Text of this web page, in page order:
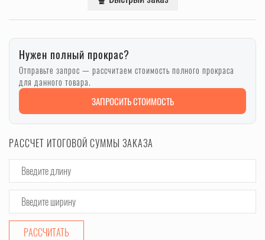
Нужен полный прокрас?
Отправьте запрос — рассчитаем стоимость полного прокраса
для данного товара.
ЗАПРОСИТЬ СТОИМОСТЬ
РАССЧЕТ ИТОГОВОЙ СУММЫ ЗАКАЗА
РАССЧИТАТЬ